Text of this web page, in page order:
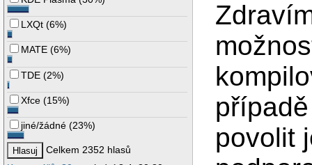
LXQt (6%)
MATE (6%)
TDE (2%)
Xfce (15%)
jiné/žádné (23%)
Celkem 2352 hlasů
povolit